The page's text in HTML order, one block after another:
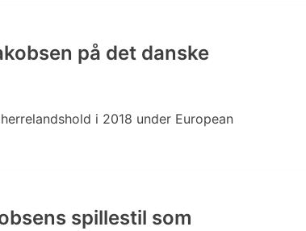
på det danske
i 2018 under European
spillestil som